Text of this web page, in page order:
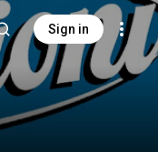
Sign in